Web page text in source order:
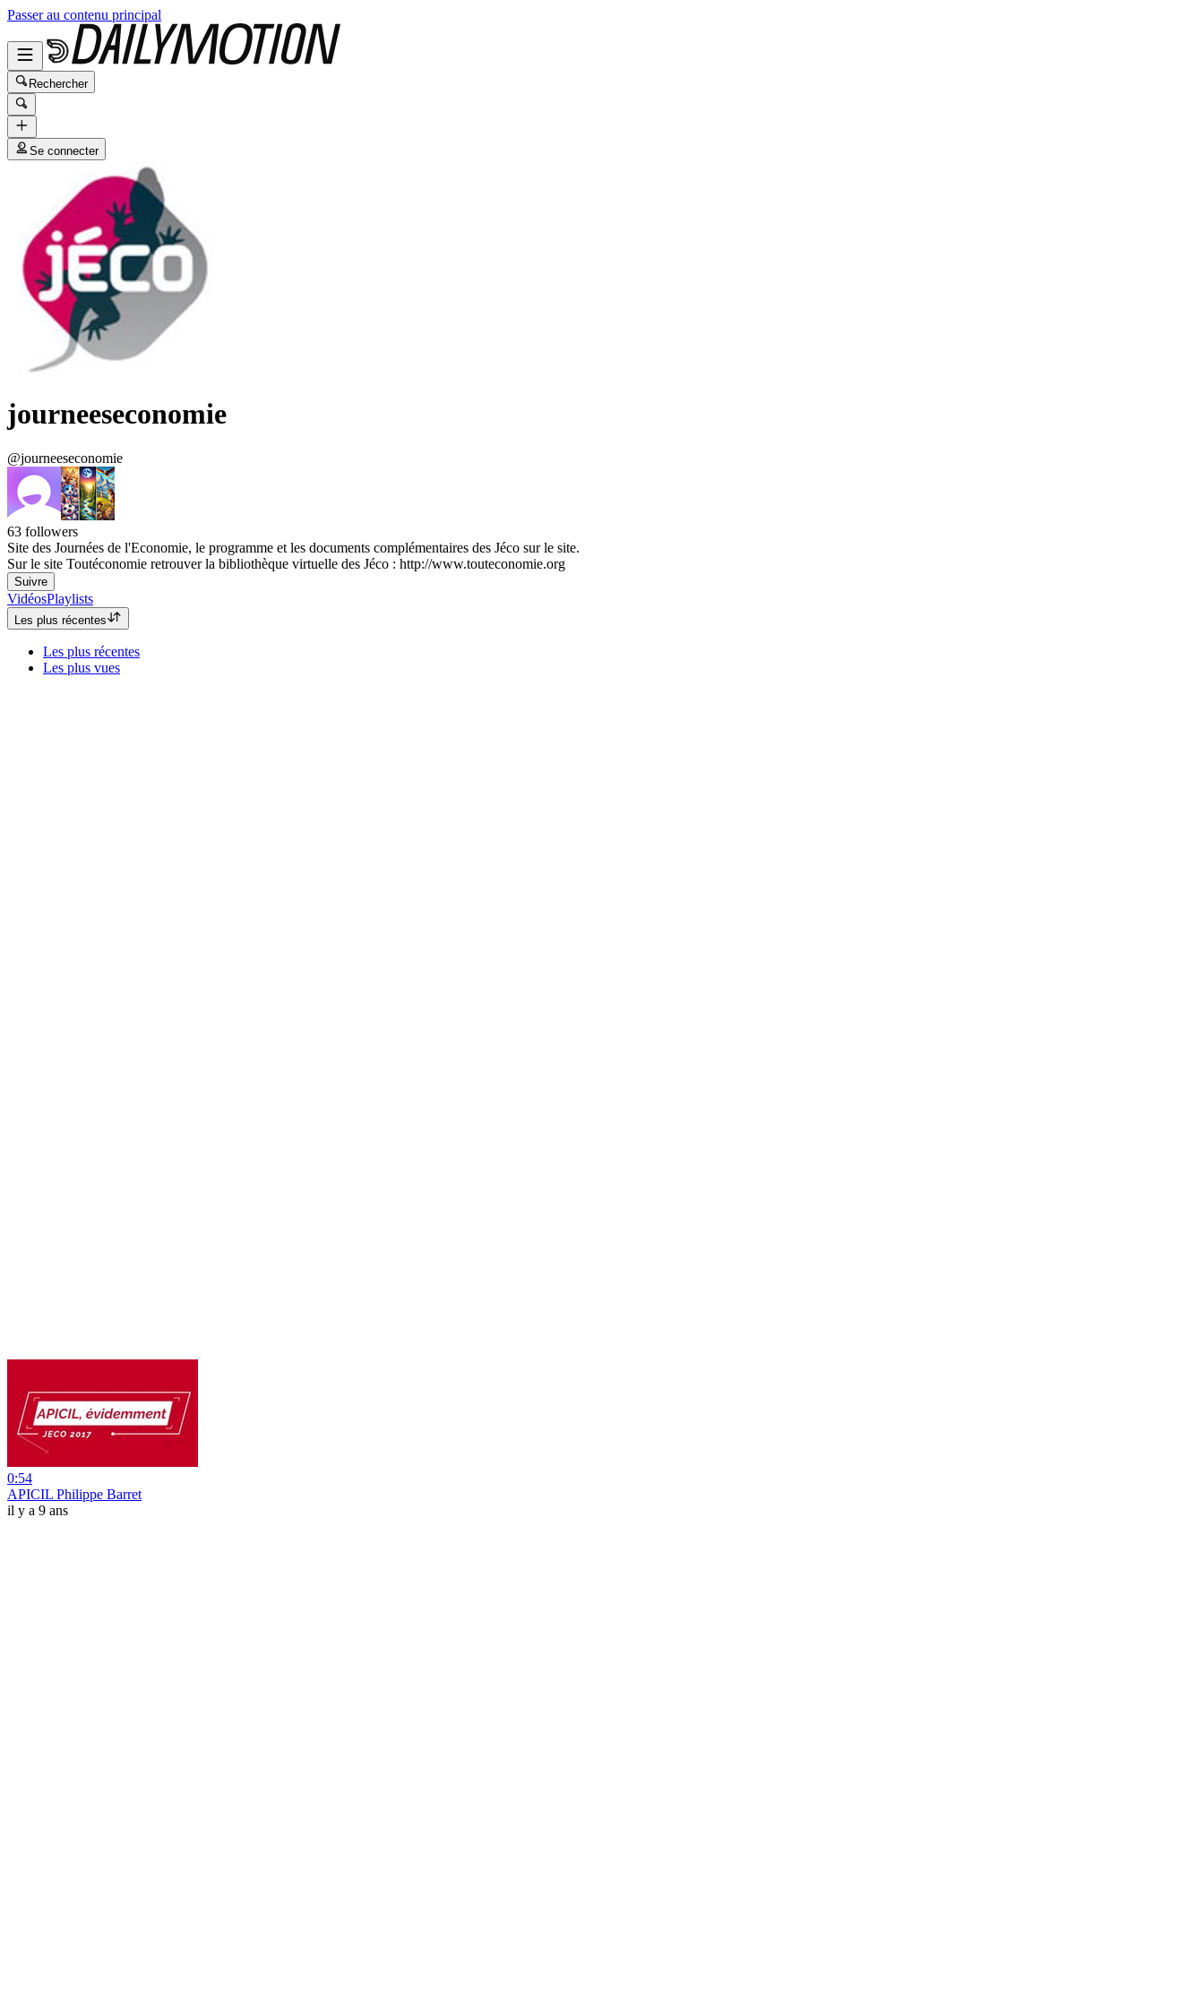
Passer au contenu principal
Rechercher
Se connecter
journeeseconomie
@journeeseconomie
63 followers
Site des Journées de l'Economie, le programme et les documents complémentaires des Jéco sur le site.
Sur le site Toutéconomie retrouver la bibliothèque virtuelle des Jéco : http://www.touteconomie.org
Suivre
VidéosPlaylists
Les plus récentes
Les plus récentes
Les plus vues
0:54
APICIL Philippe Barret
il y a 9 ans